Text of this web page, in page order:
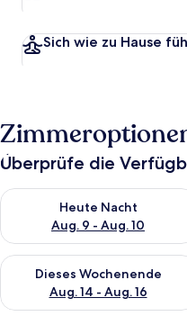
Sich wie zu Hause
Überprüfe die
Heute Nacht
Aug. 9 - Aug. 10
Überprüfe die
Dieses Wochenende
Aug. 14 - Aug. 16
Überprüfe die Verfügbarkeit